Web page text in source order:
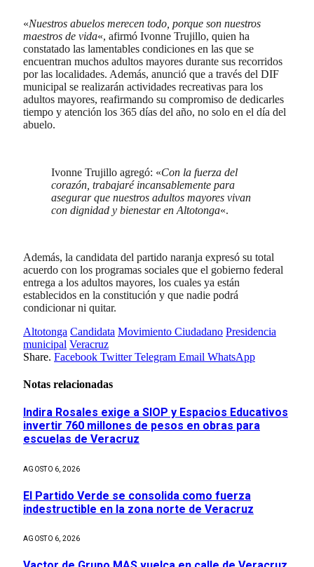
«Nuestros abuelos merecen todo, porque son nuestros
maestros de vida«, afirmó Ivonne Trujillo, quien ha
constatado las lamentables condiciones en las que se
encuentran muchos adultos mayores durante sus recorridos
por las localidades. Además, anunció que a través del DIF
municipal se realizarán actividades recreativas para los
adultos mayores, reafirmando su compromiso de dedicarles
tiempo y atención los 365 días del año, no solo en el día del
abuelo.
Ivonne Trujillo agregó: «Con la fuerza del
corazón, trabajaré incansablemente para
asegurar que nuestros adultos mayores vivan
con dignidad y bienestar en Altotonga«.
Además, la candidata del partido naranja expresó su total
acuerdo con los programas sociales que el gobierno federal
entrega a los adultos mayores, los cuales ya están
establecidos en la constitución y que nadie podrá
condicionar ni quitar.
Altotonga Candidata Movimiento Ciudadano Presidencia
municipal Veracruz
Share. Facebook Twitter Telegram Email WhatsApp
Notas relacionadas
Indira Rosales exige a SIOP y Espacios Educativos
invertir 760 millones de pesos en obras para
escuelas de Veracruz
AGOSTO 6, 2026
El Partido Verde se consolida como fuerza
indestructible en la zona norte de Veracruz
AGOSTO 6, 2026